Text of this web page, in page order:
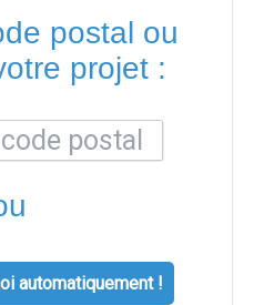
postal ou
projet :
automatiquement !